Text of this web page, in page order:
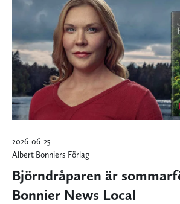
2026-06-25
Albert Bonniers Förlag
Björndråparen är
Bonnier News Local